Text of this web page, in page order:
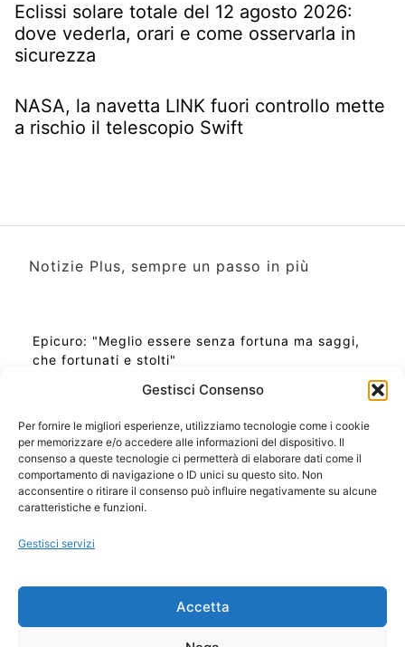
Gestisci Consenso
Per fornire le migliori esperienze, utilizziamo tecnologie come i cookie
per memorizzare e/o accedere alle informazioni del dispositivo. Il
consenso a queste tecnologie ci permetterà di elaborare dati come il
comportamento di navigazione o ID unici su questo sito. Non
acconsentire o ritirare il consenso può influire negativamente su alcune
caratteristiche e funzioni.
Gestisci servizi
Accetta
Eclissi solare totale del 12 agosto 2026:
dove vederla, orari e come osservarla in
sicurezza
NASA, la navetta LINK fuori controllo mette
a rischio il telescopio Swift
Notizie Plus, sempre un passo in più
Epicuro: "Meglio essere senza fortuna ma saggi,
che fortunati e stolti"
Ora Esatta in Italia in questo momento
Ti Senti Strano Ultimamente? Potrebbe Essere per
la Risonanza di Schumann
Come Sapere Se Stai Ascendendo alla Quinta
Copyright 2026 NotiziePlus.com